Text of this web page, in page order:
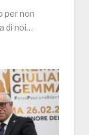
per non
di noi…